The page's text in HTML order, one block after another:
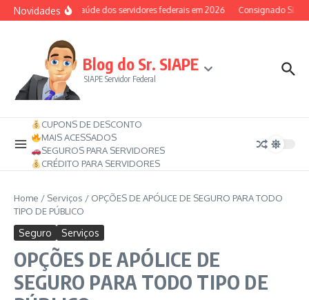
Ir para o conteúdo
NovidadesAuxílio-saúde dos servidores federais em 2026 Consignado
Blog do Sr. SIAPE
SIAPE Servidor Federal
CUPONS DE DESCONTO
MAIS ACESSADOS
SEGUROS PARA SERVIDORES
CRÉDITO PARA SERVIDORES
Home / Serviços / OPÇÕES DE APÓLICE DE SEGURO PARA TODO
TIPO DE PÚBLICO
Seguro Serviços
OPÇÕES DE APÓLICE DE
SEGURO PARA TODO TIPO DE